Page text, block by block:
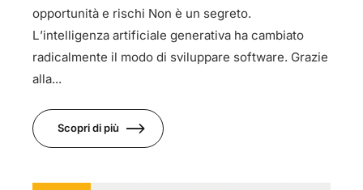
opportunità e rischi Non è un segreto.
L’intelligenza artificiale generativa ha cambiato
radicalmente il modo di sviluppare software. Grazie
alla...
Scopri di più